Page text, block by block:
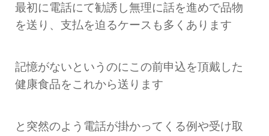
最初に電話にて勧誘し無理に話を進めで品物
を送り、支払を迫るケースも多くあります
記憶がないというのにこの前申込を頂戴した
健康食品をこれから送ります
と突然のよう電話が掛かってくる例や受け取